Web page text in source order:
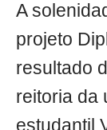
A
projeto
resultado
reitoria da
estudantil